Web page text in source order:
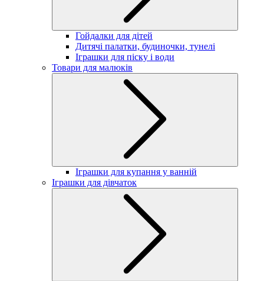
Гойдалки для дітей
Дитячі палатки, будиночки, тунелі
Іграшки для піску і води
Товари для малюків
Іграшки для купання у ванній
Іграшки для дівчаток